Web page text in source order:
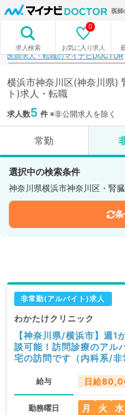
医師
求人検索 お気に入り求人
0
医師求人・転職のマイナビDOCTOR
横浜市神奈川区(神奈川県)
ト)求人・転職
求人数5 件※非公開求人を除く
常勤
選択中の検索条件
神奈川県横浜市神奈川区・腎
非常勤(アルバイト)求人
わかたけクリニック
【神奈川県/横浜市】週1
談可能！訪問診療のアル
宅の訪問です（内科系/非
給与 日給
勤務曜日 月 火 水